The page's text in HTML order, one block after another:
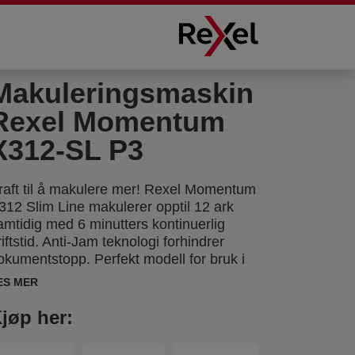
Momentum
SL P3
til å makulere mer! Rexel Momentum
Slim Line makulerer opptil 12 ark
med 6 minutters kontinuerlig
Anti-Jam teknologi forhindrer
Perfekt modell for bruk i
Sikkerhetsgrad P3, krysskutt 5 x
berøringspanel. Beholder med 23
kapasitet (200 A4 ark).
MER
her: